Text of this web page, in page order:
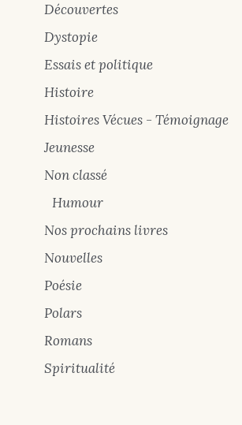
Découvertes
Dystopie
Essais et politique
Histoire
Histoires Vécues - Témoignage
Jeunesse
Non classé
Humour
Nos prochains livres
Nouvelles
Poésie
Polars
Romans
Spiritualité